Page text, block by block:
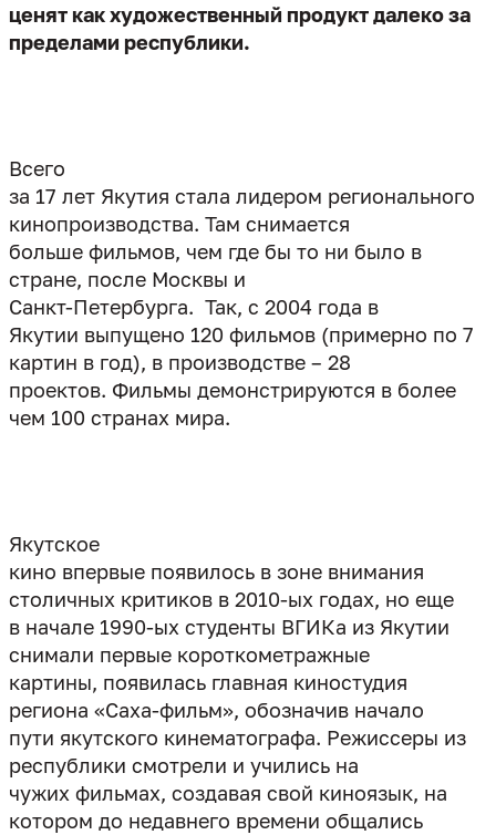
ценят как художественный продукт далеко за
пределами республики.
Всего
за 17 лет Якутия стала лидером регионального
кинопроизводства. Там снимается
больше фильмов, чем где бы то ни было в
стране, после Москвы и
Санкт-Петербурга. Так, с 2004 года в
Якутии выпущено 120 фильмов (примерно по 7
картин в год), в производстве – 28
проектов. Фильмы демонстрируются в более
чем 100 странах мира.
Якутское
кино впервые появилось в зоне внимания
столичных критиков в 2010-ых годах, но еще
в начале 1990-ых студенты ВГИКа из Якутии
снимали первые короткометражные
картины, появилась главная киностудия
региона «Саха-фильм», обозначив начало
пути якутского кинематографа. Режиссеры из
республики смотрели и учились на
чужих фильмах, создавая свой киноязык, на
котором до недавнего времени общались